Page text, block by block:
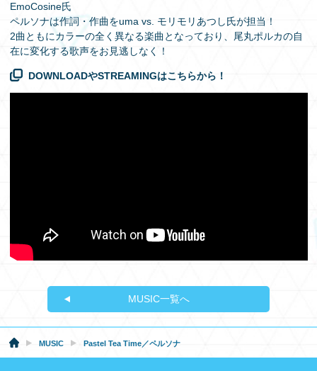
EmoCosine氏
ペルソナは作詞・作曲をuma vs. モリモリあつし氏が担当！
2曲ともにカラーの全く異なる楽曲となっており、尾丸ポルカの自
在に変化する歌声をお見逃しなく！
DOWNLOADやSTREAMINGはこちらから！
MUSIC一覧へ
MUSIC Pastel Tea Time／ペルソナ